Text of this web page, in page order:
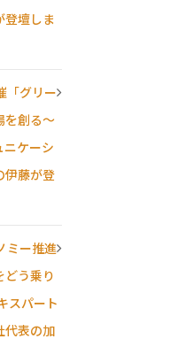
登壇しま
「グリー
を創る〜
ニケーシ
伊藤が登
ミー推進
どう乗り
スパート
代表の加